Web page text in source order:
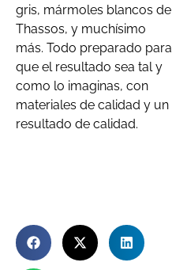
gris, mármoles blancos de
Thassos, y muchísimo
más. Todo preparado para
que el resultado sea tal y
como lo imaginas, con
materiales de calidad y un
resultado de calidad.